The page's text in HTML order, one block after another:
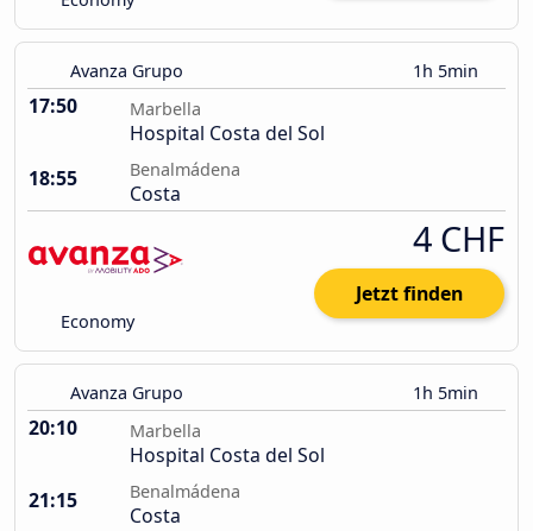
Avanza Grupo 1h 5min
17:50 Marbella
Hospital Costa del Sol
18:55
Benalmádena
Costa
Economy
4 CHF
Jetzt finden
Avanza Grupo 1h 5min
20:10 Marbella
Hospital Costa del Sol
21:15
Benalmádena
Costa